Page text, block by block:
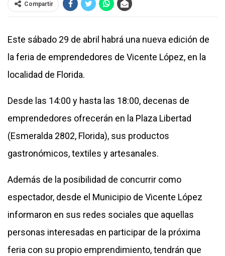
Compartir
Este sábado 29 de abril habrá una nueva edición de
la feria de emprendedores de Vicente López, en la
localidad de Florida.
Desde las 14:00 y hasta las 18:00, decenas de
emprendedores ofrecerán en la Plaza Libertad
(Esmeralda 2802, Florida), sus productos
gastronómicos, textiles y artesanales.
Además de la posibilidad de concurrir como
espectador, desde el Municipio de Vicente López
informaron en sus redes sociales que aquellas
personas interesadas en participar de la próxima
feria con su propio emprendimiento, tendrán que